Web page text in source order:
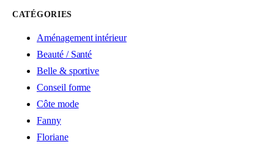
CATÉGORIES
Aménagement intérieur
Beauté / Santé
Belle & sportive
Conseil forme
Côte mode
Fanny
Floriane